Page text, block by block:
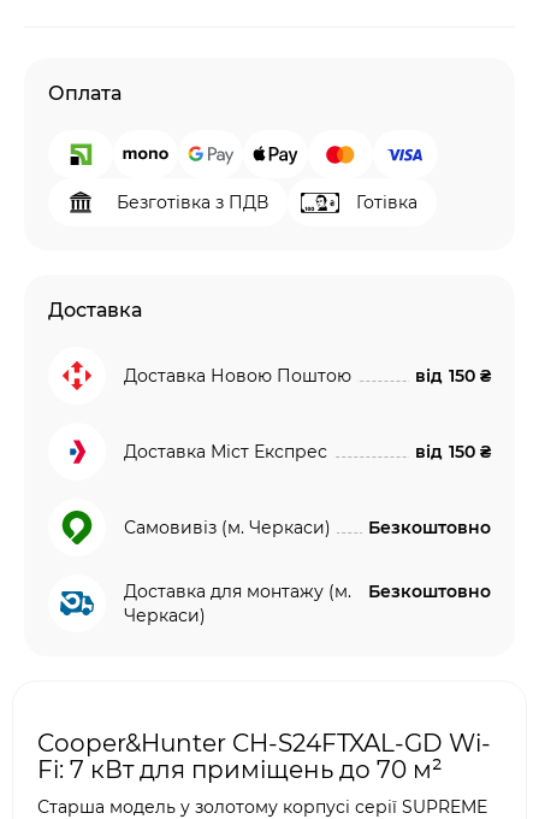
Оплата
Безготівка з ПДВ Готівка
Доставка
Доставка Новою Поштою від 150 ₴
Доставка Міст Експрес від 150 ₴
Самовивіз (м. Черкаси) Безкоштовно
Доставка для монтажу (м.
Черкаси)
Безкоштовно
Cooper&Hunter CH-S24FTXAL-GD Wi-
Fi: 7 кВт для приміщень до 70 м²
Старша модель у золотому корпусі серії SUPREME